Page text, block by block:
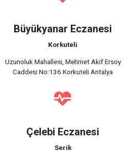
Büyükyanar Eczanesi
Korkuteli
Uzunoluk Mahallesi, Mehmet Akif Ersoy
Caddesi No:136 Korkuteli Antalya
Çelebi Eczanesi
Serik